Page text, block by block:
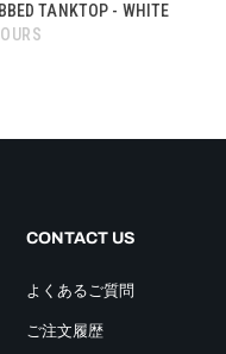
TANKTOP - WHITE
CONTACT US
よくあるご質問
ご注文履歴